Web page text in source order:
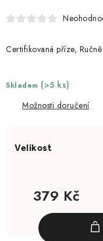
Certifikovaná příze,
Skladem (>5 ks)
Možnosti doručení
379 Kč